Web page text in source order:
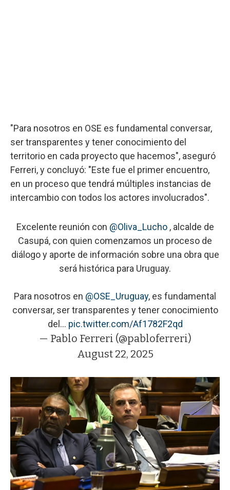
"Para nosotros en OSE es fundamental conversar,
ser transparentes y tener conocimiento del
territorio en cada proyecto que hacemos", aseguró
Ferreri, y concluyó: "Este fue el primer encuentro,
en un proceso que tendrá múltiples instancias de
intercambio con todos los actores involucrados".
Excelente reunión con @Oliva_Lucho, alcalde de
Casupá, con quien comenzamos un proceso de
diálogo y aporte de información sobre una obra que
será histórica para Uruguay.
Para nosotros en @OSE_Uruguay, es fundamental
conversar, ser transparentes y tener conocimiento
del… pic.twitter.com/Af1782F2qd
— Pablo Ferreri (@pabloferreri)
August 22, 2025